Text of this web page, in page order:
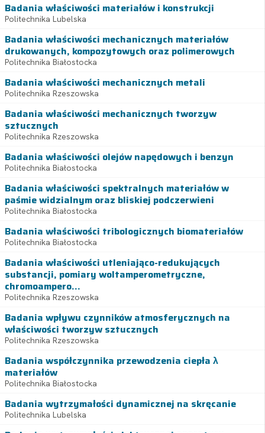
Badania właściwości materiałów i konstrukcji
Politechnika Lubelska
Badania właściwości mechanicznych materiałów
drukowanych, kompozytowych oraz polimerowych
Politechnika Białostocka
Badania właściwości mechanicznych metali
Politechnika Rzeszowska
Badania właściwości mechanicznych tworzyw
sztucznych
Politechnika Rzeszowska
Badania właściwości olejów napędowych i benzyn
Politechnika Białostocka
Badania właściwości spektralnych materiałów w
paśmie widzialnym oraz bliskiej podczerwieni
Politechnika Białostocka
Badania właściwości tribologicznych biomateriałów
Politechnika Białostocka
Badania właściwości utleniająco-redukujących
substancji, pomiary woltamperometryczne,
chromoampero...
Politechnika Rzeszowska
Badania wpływu czynników atmosferycznych na
właściwości tworzyw sztucznych
Politechnika Rzeszowska
Badania współczynnika przewodzenia ciepła λ
materiałów
Politechnika Białostocka
Badania wytrzymałości dynamicznej na skręcanie
Politechnika Lubelska